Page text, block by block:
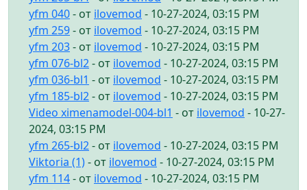
yfm 040- от ilovemod - 10-27-2024, 03:15 PM
yfm 259- от ilovemod - 10-27-2024, 03:15 PM
yfm 203- от ilovemod - 10-27-2024, 03:15 PM
yfm 076-bl2- от ilovemod - 10-27-2024, 03:15 PM
yfm 036-bl1 - от ilovemod - 10-27-2024, 03:15 PM
yfm 185-bl2- от ilovemod - 10-27-2024, 03:15 PM
Video ximenamodel-004-bl1 - от ilovemod - 10-27-
2024, 03:15 PM
yfm 265-bl2- от ilovemod - 10-27-2024, 03:15 PM
Viktoria (1)- от ilovemod - 10-27-2024, 03:15 PM
yfm 114- от ilovemod - 10-27-2024, 03:15 PM